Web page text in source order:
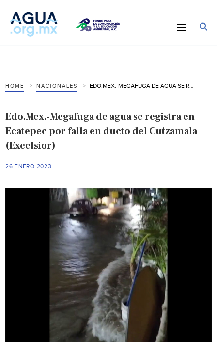
HOME NACIONALES
Edo.Mex.-Megafuga de agua se registra en
Ecatepec por falla en ducto del Cutzamala
(Excelsior)
26 ENERO 2023